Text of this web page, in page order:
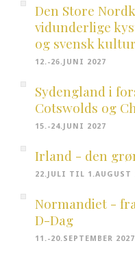
Den Store
vidunderlige
og svensk
12.-26.JUNI 2027
Sydengland i
Cotswolds og
15.-24.JUNI 2027
Irland - den
22.JULI TIL 1.AUGUST
Normandiet -
D-Dag
11.-20.SEPTEMBER 2027